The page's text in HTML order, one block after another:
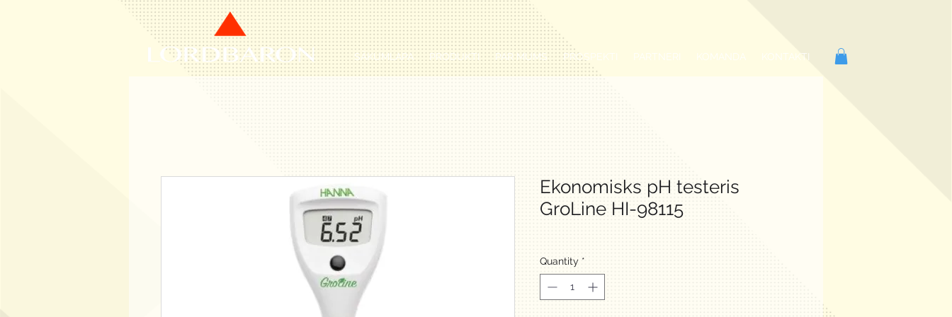
SĀKUMLAPA PRODUKTI PAR MUMS PROSPEKTI PARTNERI KOMANDA KONTAKTI
Ekonomisks pH testeris
GroLine HI-98115
Quantity *